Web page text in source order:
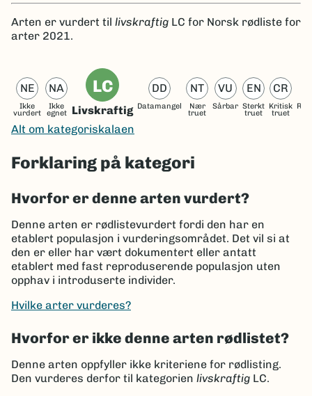
Arten er vurdert til livskraftig LC for Norsk rødliste for
arter 2021.
NE
Ikke
vurdert
NA
Ikke
egnet
LC
Livskraftig
DD
Datamangel
NT
Nær
truet
VU
Sårbar
EN
Sterkt
truet
CR
Kritisk
truet
Alt om kategoriskalaen
Forklaring på kategori
Hvorfor er denne arten vurdert?
Denne arten er rødlistevurdert fordi den har en
etablert populasjon i vurderingsområdet. Det vil si at
den er eller har vært dokumentert eller antatt
etablert med fast reproduserende populasjon uten
opphav i introduserte individer.
Hvilke arter vurderes?
Hvorfor er ikke denne arten rødlistet?
Denne arten oppfyller ikke kriteriene for rødlisting.
Den vurderes derfor til kategorien livskraftig LC.